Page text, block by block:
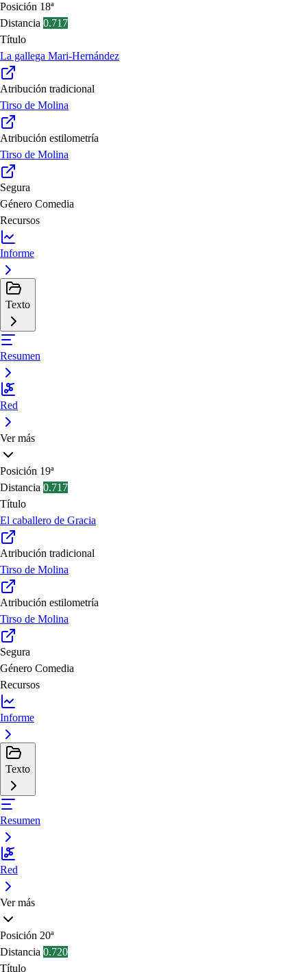
Posición 18ª
Distancia 0.717
Título
La gallega Mari-Hernández
Atribución tradicional
Tirso de Molina
Atribución estilometría
Tirso de Molina
Segura
Género Comedia
Recursos
Informe
Texto
Resumen
Red
Ver más
Posición 19ª
Distancia 0.717
Título
El caballero de Gracia
Atribución tradicional
Tirso de Molina
Atribución estilometría
Tirso de Molina
Segura
Género Comedia
Recursos
Informe
Texto
Resumen
Red
Ver más
Posición 20ª
Distancia 0.720
Título